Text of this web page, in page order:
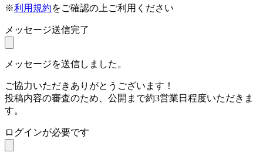
※利用規約をご確認の上ご利用ください
メッセージ送信完了
メッセージを送信しました。
ご協力いただきありがとうございます！
投稿内容の審査のため、公開まで約3営業日程度いただきま
す。
ログインが必要です